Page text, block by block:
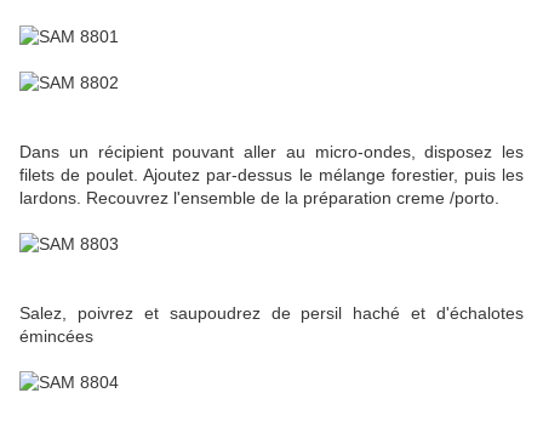
Dans un récipient pouvant aller au micro-ondes, disposez les
filets de poulet. Ajoutez par-dessus le mélange forestier, puis les
lardons. Recouvrez l'ensemble de la préparation creme /porto.
Salez, poivrez et saupoudrez de persil haché et d'échalotes
émincées